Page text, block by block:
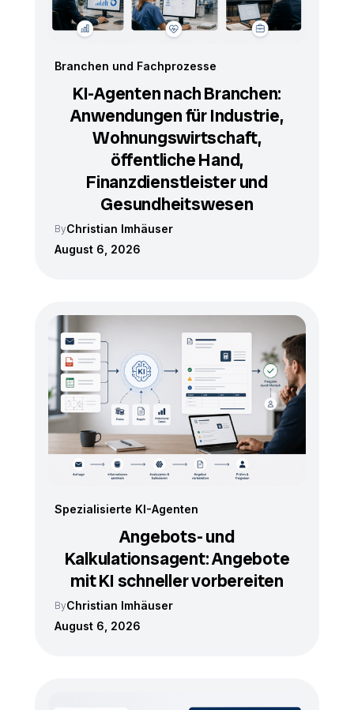
Branchen und Fachprozesse
KI-Agenten nach Branchen:
Anwendungen für Industrie,
Wohnungswirtschaft,
öffentliche Hand,
Finanzdienstleister und
Gesundheitswesen
ByChristian Imhäuser
August 6, 2026
Spezialisierte KI-Agenten
Angebots- und
Kalkulationsagent: Angebote
mit KI schneller vorbereiten
ByChristian Imhäuser
August 6, 2026